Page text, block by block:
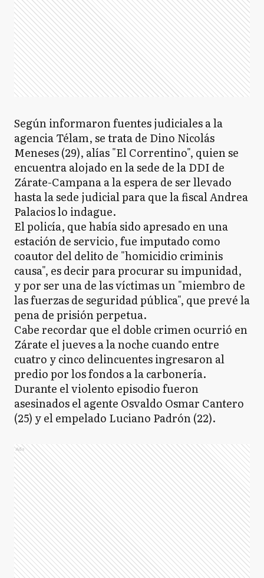
Según informaron fuentes judiciales a la
agencia Télam, se trata de Dino Nicolás
Meneses (29), alías "El Correntino", quien se
encuentra alojado en la sede de la DDI de
Zárate-Campana a la espera de ser llevado
hasta la sede judicial para que la fiscal Andrea
Palacios lo indague.
El policía, que había sido apresado en una
estación de servicio, fue imputado como
coautor del delito de "homicidio criminis
causa", es decir para procurar su impunidad,
y por ser una de las víctimas un "miembro de
las fuerzas de seguridad pública", que prevé la
pena de prisión perpetua.
Cabe recordar que el doble crimen ocurrió en
Zárate el jueves a la noche cuando entre
cuatro y cinco delincuentes ingresaron al
predio por los fondos a la carbonería.
Durante el violento episodio fueron
asesinados el agente Osvaldo Osmar Cantero
(25) y el empelado Luciano Padrón (22).
Ads